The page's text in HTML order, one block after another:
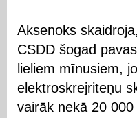
Aksenoks
CSDD šogad
lieliem mīnusiem,
elektroskrejriteņu
vairāk nekā 20